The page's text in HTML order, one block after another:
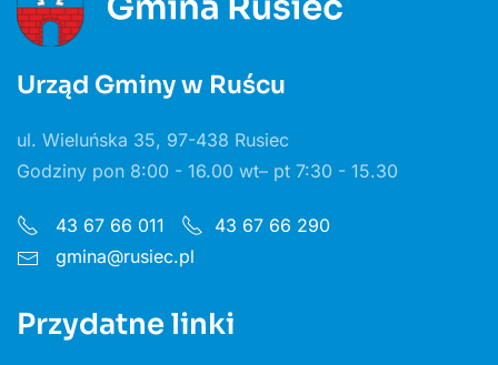
Urząd Gminy w Ruścu
ul. Wieluńska 35, 97-438 Rusiec
Godziny pon 8:00 - 16.00 wt– pt 7:30 - 15.30
43 67 66 011
43 67 66 290
gmina@rusiec.pl
Przydatne linki